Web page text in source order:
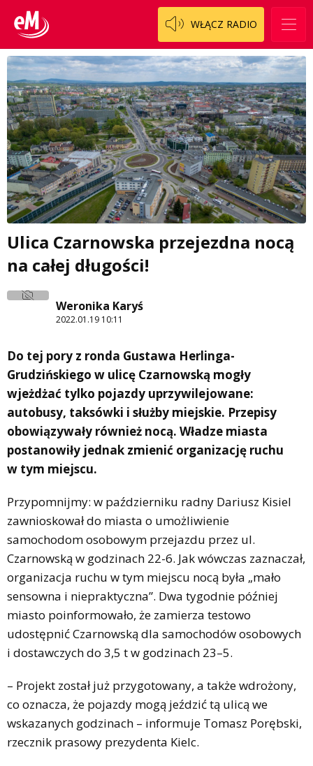
WŁĄCZ RADIO
Ulica Czarnowska przejezdna nocą
na całej długości!
Weronika Karyś
2022.01.19 10:11
Do tej pory z ronda Gustawa Herlinga-
Grudzińskiego w ulicę Czarnowską mogły
wjeżdżać tylko pojazdy uprzywilejowane:
autobusy, taksówki i służby miejskie. Przepisy
obowiązywały również nocą. Władze miasta
postanowiły jednak zmienić organizację ruchu
w tym miejscu.
Przypomnijmy: w październiku radny Dariusz Kisiel
zawnioskował do miasta o umożliwienie
samochodom osobowym przejazdu przez ul.
Czarnowską w godzinach 22-6. Jak wówczas zaznaczał,
organizacja ruchu w tym miejscu nocą była „mało
sensowna i niepraktyczna”. Dwa tygodnie później
miasto poinformowało, że zamierza testowo
udostępnić Czarnowską dla samochodów osobowych
i dostawczych do 3,5 t w godzinach 23–5.
– Projekt został już przygotowany, a także wdrożony,
co oznacza, że pojazdy mogą jeździć tą ulicą we
wskazanych godzinach – informuje Tomasz Porębski,
rzecznik prasowy prezydenta Kielc.